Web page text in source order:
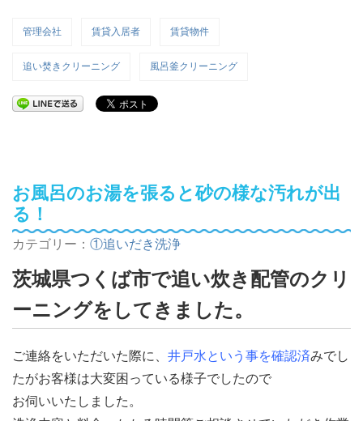
管理会社 賃貸入居者 賃貸物件
追い焚きクリーニング 風呂釜クリーニング
お風呂のお湯を張ると砂の様な汚れが出
る！
カテゴリー： ①追いだき洗浄
茨城県つくば市で追い炊き配管のクリ
ーニングをしてきました。
ご連絡をいただいた際に、 井戸水という事を確認済みでし
たがお客様は大変困っている様子でしたので
お伺いいたしました。